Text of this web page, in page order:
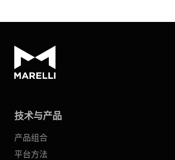
技术与产品
产品组合
平台方法